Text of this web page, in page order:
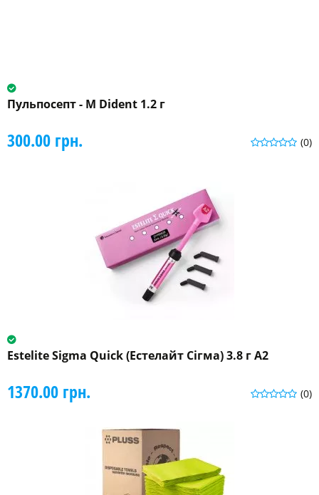
Пульпосепт - М Dident 1.2 г
(0)
300.00 грн.
Estelite Sigma Quick (Естелайт Сігма) 3.8 г A2
(0)
1370.00 грн.